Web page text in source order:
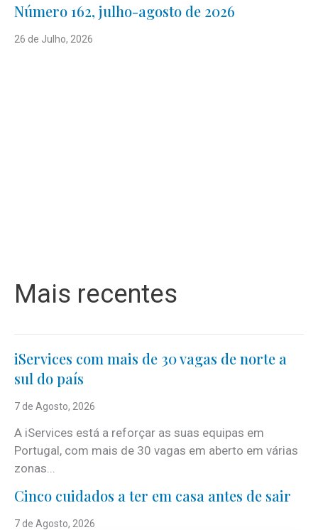
Número 162, julho-agosto de 2026
26 de Julho, 2026
Mais recentes
iServices com mais de 30 vagas de norte a
sul do país
7 de Agosto, 2026
A iServices está a reforçar as suas equipas em
Portugal, com mais de 30 vagas em aberto em várias
zonas...
Cinco cuidados a ter em casa antes de sair
7 de Agosto, 2026